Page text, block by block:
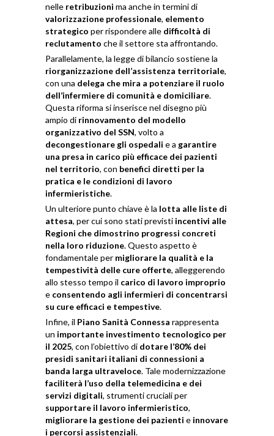
nelle retribuzioni ma anche in termini di
valorizzazione professionale, elemento
strategico per rispondere alle difficoltà di
reclutamento che il settore sta affrontando.
Parallelamente, la legge di bilancio sostiene la
riorganizzazione dell’assistenza territoriale,
con una delega che mira a potenziare il ruolo
dell’infermiere di comunità e domiciliare.
Questa riforma si inserisce nel disegno più
ampio di rinnovamento del modello
organizzativo del SSN, volto a
decongestionare gli ospedali e a garantire
una presa in carico più efficace dei pazienti
nel territorio, con benefici diretti per la
pratica e le condizioni di lavoro
infermieristiche.
Un ulteriore punto chiave è la lotta alle liste di
attesa, per cui sono stati previsti incentivi alle
Regioni che dimostrino progressi concreti
nella loro riduzione. Questo aspetto è
fondamentale per migliorare la qualità e la
tempestività delle cure offerte, alleggerendo
allo stesso tempo il carico di lavoro improprio
e consentendo agli infermieri di concentrarsi
su cure efficaci e tempestive.
Infine, il Piano Sanità Connessa rappresenta
un importante investimento tecnologico per
il 2025, con l’obiettivo di dotare l’80% dei
presidi sanitari italiani di connessioni a
banda larga ultraveloce. Tale modernizzazione
faciliterà l’uso della telemedicina e dei
servizi digitali, strumenti cruciali per
supportare il lavoro infermieristico,
migliorare la gestione dei pazienti e innovare
i percorsi assistenziali.